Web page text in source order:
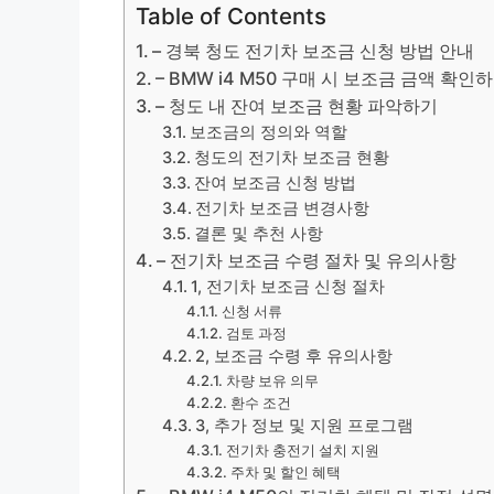
Table of Contents
– 경북 청도 전기차 보조금 신청 방법 안내
– BMW i4 M50 구매 시 보조금 금액 확인
– 청도 내 잔여 보조금 현황 파악하기
보조금의 정의와 역할
청도의 전기차 보조금 현황
잔여 보조금 신청 방법
전기차 보조금 변경사항
결론 및 추천 사항
– 전기차 보조금 수령 절차 및 유의사항
1, 전기차 보조금 신청 절차
신청 서류
검토 과정
2, 보조금 수령 후 유의사항
차량 보유 의무
환수 조건
3, 추가 정보 및 지원 프로그램
전기차 충전기 설치 지원
주차 및 할인 혜택